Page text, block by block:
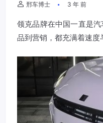
邢车博士 3 年 前
领克品牌在中国一直是
品到营销，都充满着速度